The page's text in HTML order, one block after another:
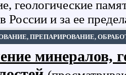
геологические
России и за ее
ПРЕПАРИРОВАНИЕ,
минералов,